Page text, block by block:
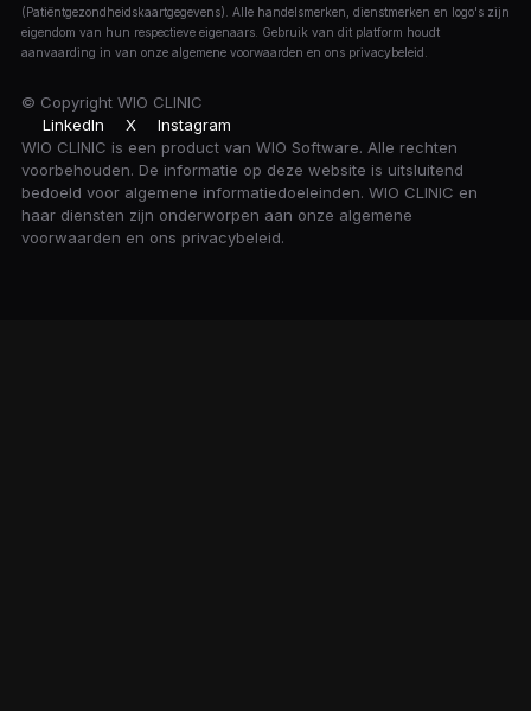
(Patiëntgezondheidskaartgegevens). Alle handelsmerken, dienstmerken en logo's zijn
eigendom van hun respectieve eigenaars. Gebruik van dit platform houdt
aanvaarding in van onze algemene voorwaarden en ons privacybeleid.
© Copyright WIO CLINIC
LinkedIn
X
Instagram
WIO CLINIC is een product van WIO Software. Alle rechten
voorbehouden. De informatie op deze website is uitsluitend
bedoeld voor algemene informatiedoeleinden. WIO CLINIC en
haar diensten zijn onderworpen aan onze algemene
voorwaarden en ons privacybeleid.